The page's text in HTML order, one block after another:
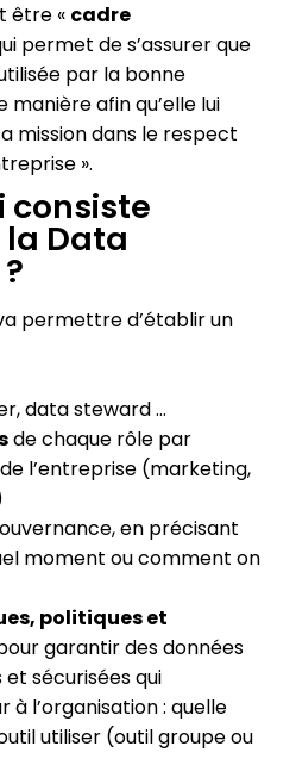
être « cadre
permet de s’assurer que
par la bonne
manière afin qu’elle lui
mission dans le respect
».
consiste
Data
permettre d’établir un
data steward …
de chaque rôle par
l’entreprise (marketing,
en précisant
moment ou comment on
politiques et
garantir des données
sécurisées qui
l’organisation : quelle
utiliser (outil groupe ou